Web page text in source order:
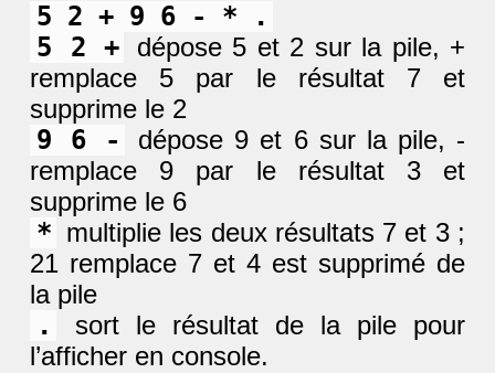
5 2 + 9 6 - * .
5 2 +
dépose 5 et 2 sur la pile, +
remplace 5 par le résultat 7 et
supprime le 2
9 6 -
dépose 9 et 6 sur la pile, -
remplace 9 par le résultat 3 et
supprime le 6
* multiplie les deux résultats 7 et 3 ;
21 remplace 7 et 4 est supprimé de
la pile
.
sort le résultat de la pile pour
l’afficher en console.